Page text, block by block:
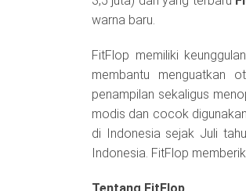
warna baru.
FitFlop memiliki
membantu menguatkan
penampilan sekaligus
modis dan cocok
di Indonesia sejak Juli
Indonesia. FitFlop